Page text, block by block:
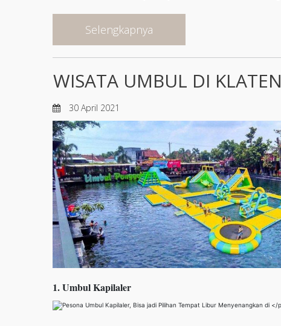
Selengkapnya
WISATA UMBUL DI KLATEN
30 April 2021
1. Umbul Kapilaler